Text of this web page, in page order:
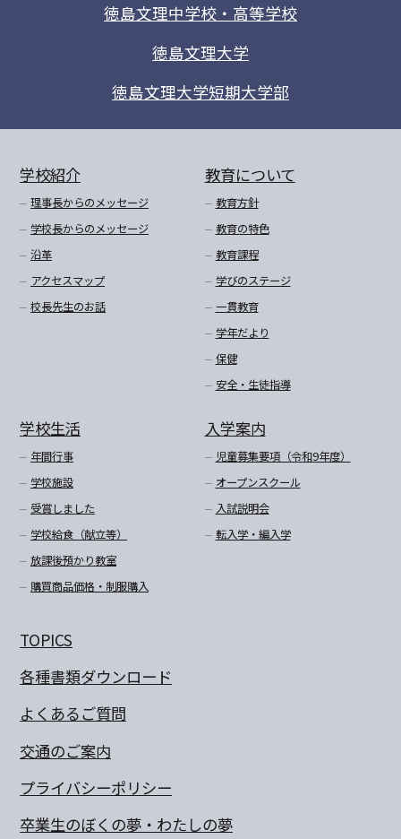
徳島文理中学校・高等学校
徳島文理大学
徳島文理大学短期大学部
学校紹介
理事長からのメッセージ
学校長からのメッセージ
沿革
アクセスマップ
校長先生のお話
教育について
教育方針
教育の特色
教育課程
学びのステージ
一貫教育
学年だより
保健
安全・生徒指導
学校生活
年間行事
学校施設
受賞しました
学校給食（献立等）
放課後預かり教室
購買商品価格・制服購入
入学案内
児童募集要項（令和9年度）
オープンスクール
入試説明会
転入学・編入学
TOPICS
各種書類ダウンロード
よくあるご質問
交通のご案内
プライバシーポリシー
卒業生のぼくの夢・わたしの夢